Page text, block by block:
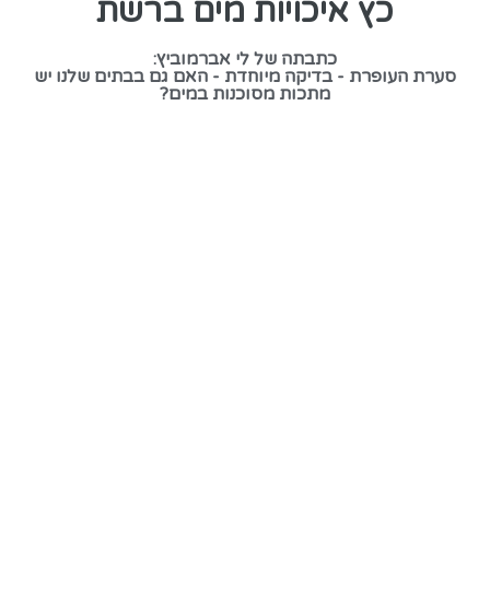
כץ איכויות מים ברשת
כתבתה של לי אברמוביץ:
סערת העופרת - בדיקה מיוחדת - האם גם בבתים שלנו יש
מתכות מסוכנות במים?